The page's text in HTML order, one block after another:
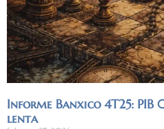
Informe Banxico 4T25: PIB
lenta